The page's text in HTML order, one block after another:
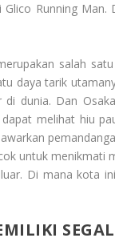
Running Man.
salah
daya tarik
dunia. Dan
melihat hiu
untuk menikmati
Di mana kota